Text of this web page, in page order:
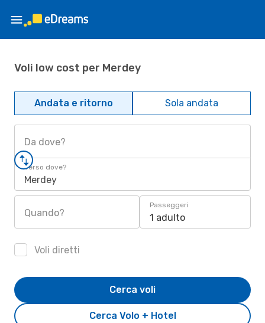
Voli low cost per Merdey
Andata e ritorno Sola andata
Da dove?
Verso dove?
Merdey
Quando?
Passeggeri
1 adulto
Voli diretti
Cerca Volo + Hotel
Cerca voli